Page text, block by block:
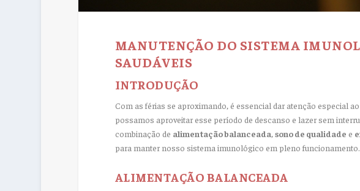
MANUTENÇÃO DO SISTEMA
SAUDÁVEIS
INTRODUÇÃO
Com as férias se aproximando, é essencial dar atenção especial
possamos aproveitar esse período de descanso e lazer sem
combinação de alimentação balanceada,sono de qualidade e
para manter nosso sistema imunológico em pleno funcionamento.
ALIMENTAÇÃO BALANCEADA